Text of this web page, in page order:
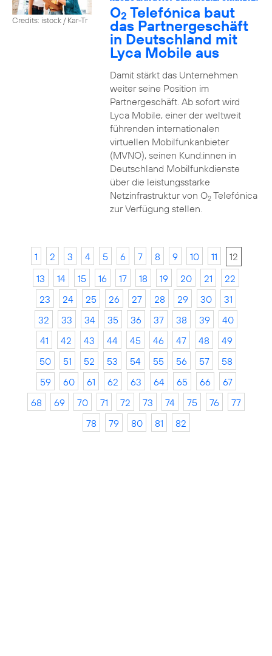
Credits: istock / Kar-Tr O2 Telefónica baut
das Partnergeschäft
in Deutschland mit
Lyca Mobile aus
Damit stärkt das Unternehmen
weiter seine Position im
Partnergeschäft. Ab sofort wird
Lyca Mobile, einer der weltweit
führenden internationalen
virtuellen Mobilfunkanbieter
(MVNO), seinen Kund:innen in
Deutschland Mobilfunkdienste
über die leistungsstarke
Netzinfrastruktur von O2Telefónica
zur Verfügung stellen.
1 2 3 4 5 6 7 8 9 10 11
12
13
14 15 16 17 18 19 20 21
22
23
24 25 26 27 28 29 30
31
32
33 34 35 36 37 38 39
40
41
42 43 44 45 46 47 48
49
50
51 52 53 54 55 56 57
58
59
60 61 62 63 64 65 66
67
68
69 70 71 72 73 74 75 76
77
78
79 80 81 82